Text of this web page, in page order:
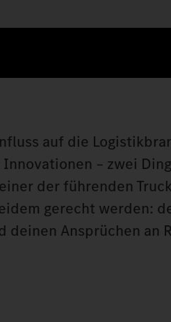
auf die
– zwei
der führenden
gerecht werden:
Ansprüchen an